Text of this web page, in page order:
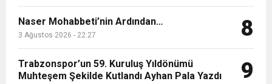
Naser Mohabbeti’nin Ardından…
3 Ağustos 2026 - 22:27 8
Trabzonspor’un 59. Kuruluş Yıldönümü
Muhteşem Şekilde Kutlandı Ayhan Pala Yazdı
9